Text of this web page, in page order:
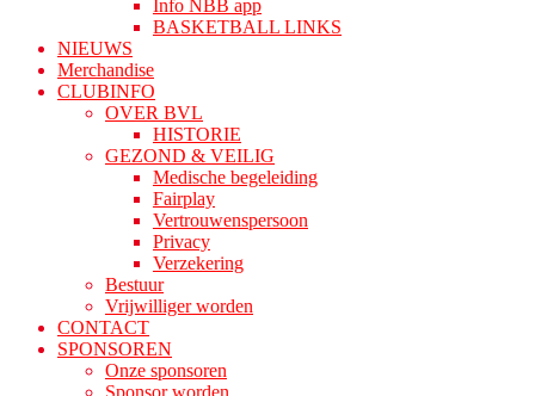
Info NBB app
BASKETBALL LINKS
NIEUWS
Merchandise
CLUBINFO
OVER BVL
HISTORIE
GEZOND & VEILIG
Medische begeleiding
Fairplay
Vertrouwenspersoon
Privacy
Verzekering
Bestuur
Vrijwilliger worden
CONTACT
SPONSOREN
Onze sponsoren
Sponsor worden